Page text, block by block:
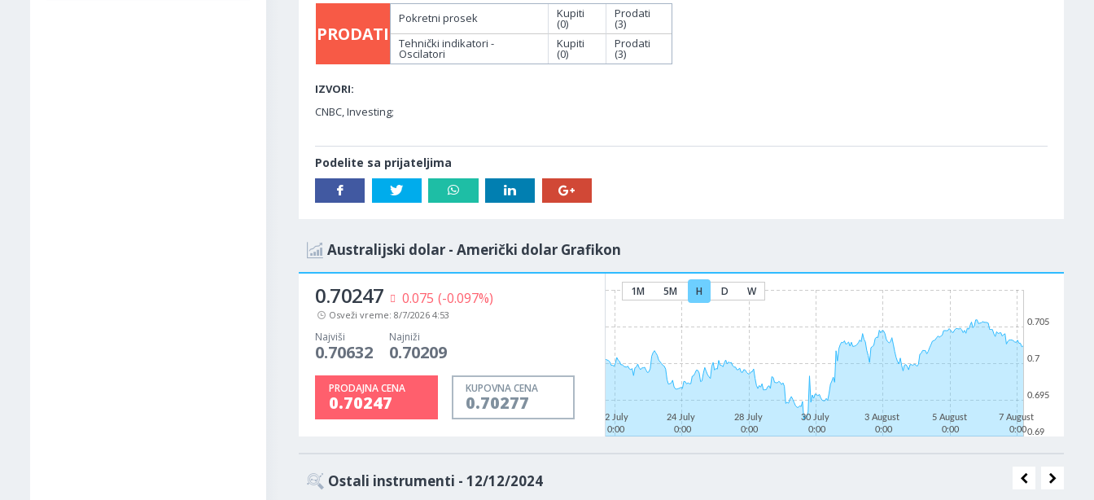
PRODATI
Pokretni prosek Kupiti
(0)
Prodati
(3)
Tehnički indikatori -
Oscilatori
Kupiti
(0)
Prodati
(3)
IZVORI:
CNBC, Investing;
Podelite sa prijateljima
Australijski dolar - Američki dolar Grafikon
0.70247 0.075 (-0.097%)
Osveži vreme: 8/7/2026 4:53
Najviši
0.70632
Najniži
0.70209
PRODAJNA CENA
0.70247
KUPOVNA CENA
0.70277
1M 5M H D W
22 July
0:00
24 July
0:00
28 July
0:00
30 July
0:00
3 August
0:00
5 August
0:00
7 August
0:000.69
0.695
0.7
0.705
Ostali instrumenti - 12/12/2024